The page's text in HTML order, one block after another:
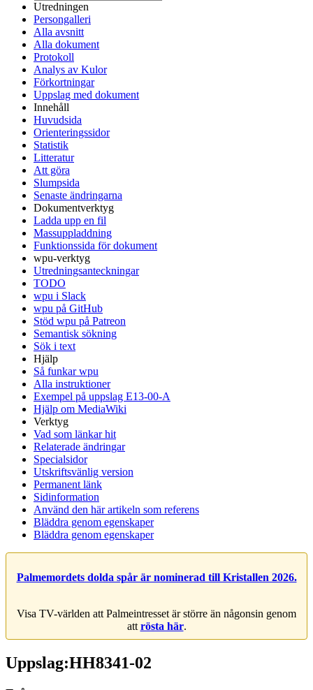
Utredningen
Persongalleri
Alla avsnitt
Alla dokument
Protokoll
Analys av Kulor
Förkortningar
Uppslag med dokument
Innehåll
Huvudsida
Orienteringssidor
Statistik
Litteratur
Att göra
Slumpsida
Senaste ändringarna
Dokumentverktyg
Ladda upp en fil
Massuppladdning
Funktionssida för dokument
wpu-verktyg
Utredningsanteckningar
TODO
wpu i Slack
wpu på GitHub
Stöd wpu på Patreon
Semantisk sökning
Sök i text
Hjälp
Så funkar wpu
Alla instruktioner
Exempel på uppslag E13-00-A
Hjälp om MediaWiki
Verktyg
Vad som länkar hit
Relaterade ändringar
Specialsidor
Utskriftsvänlig version
Permanent länk
Sidinformation
Använd den här artikeln som referens
Bläddra genom egenskaper
Bläddra genom egenskaper
Palmemordets dolda spår är nominerad till Kristallen 2026.
Visa TV-världen att Palmeintresset är större än någonsin genom
att rösta här.
Uppslag:HH8341-02